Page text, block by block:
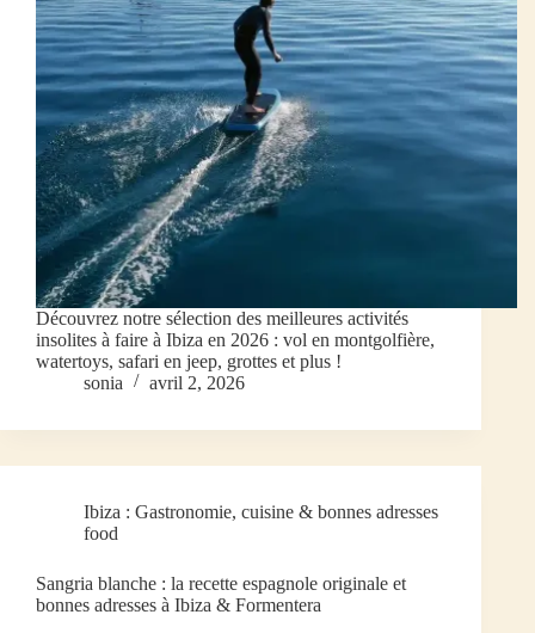
Découvrez notre sélection des meilleures activités
insolites à faire à Ibiza en 2026 : vol en montgolfière,
watertoys, safari en jeep, grottes et plus !
sonia
avril 2, 2026
Ibiza : Gastronomie, cuisine & bonnes adresses
food
Sangria blanche : la recette espagnole originale et
bonnes adresses à Ibiza & Formentera